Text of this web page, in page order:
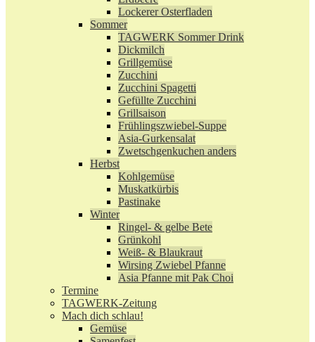
Lockerer Osterfladen
Sommer
TAGWERK Sommer Drink
Dickmilch
Grillgemüse
Zucchini
Zucchini Spagetti
Gefüllte Zucchini
Grillsaison
Frühlingszwiebel-Suppe
Asia-Gurkensalat
Zwetschgenkuchen anders
Herbst
Kohlgemüse
Muskatkürbis
Pastinake
Winter
Ringel- & gelbe Bete
Grünkohl
Weiß- & Blaukraut
Wirsing Zwiebel Pfanne
Asia Pfanne mit Pak Choi
Termine
TAGWERK-Zeitung
Mach dich schlau!
Gemüse